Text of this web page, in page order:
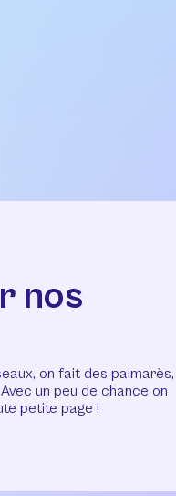
nos
on fait des palmarès,
un peu de chance on
petite page !